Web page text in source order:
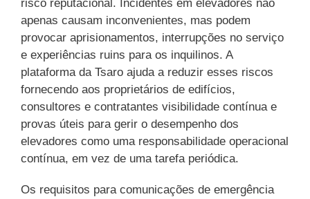
risco reputacional. Incidentes em elevadores não
apenas causam inconvenientes, mas podem
provocar aprisionamentos, interrupções no serviço
e experiências ruins para os inquilinos. A
plataforma da Tsaro ajuda a reduzir esses riscos
fornecendo aos proprietários de edifícios,
consultores e contratantes visibilidade contínua e
provas úteis para gerir o desempenho dos
elevadores como uma responsabilidade operacional
contínua, em vez de uma tarefa periódica.
Os requisitos para comunicações de emergência